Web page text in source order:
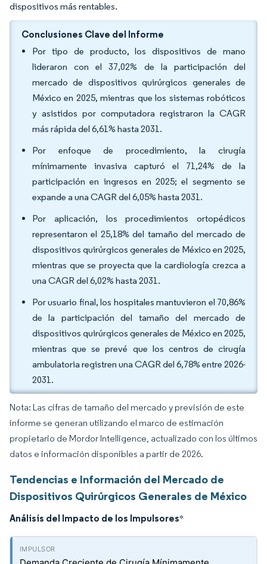
dispositivos más rentables.
Conclusiones Clave del Informe
Por tipo de producto, los dispositivos de mano
lideraron con el 37,02% de la participación del
mercado de dispositivos quirúrgicos generales de
México en 2025, mientras que los sistemas robóticos
y asistidos por computadora registraron la CAGR
más rápida del 6,61% hasta 2031.
Por enfoque de procedimiento, la cirugía
mínimamente invasiva capturó el 71,24% de la
participación en ingresos en 2025; el segmento se
expande a una CAGR del 6,05% hasta 2031.
Por aplicación, los procedimientos ortopédicos
representaron el 25,18% del tamaño del mercado de
dispositivos quirúrgicos generales de México en 2025,
mientras que se proyecta que la cardiología crezca a
una CAGR del 6,02% hasta 2031.
Por usuario final, los hospitales mantuvieron el 70,86%
de la participación del tamaño del mercado de
dispositivos quirúrgicos generales de México en 2025,
mientras que se prevé que los centros de cirugía
ambulatoria registren una CAGR del 6,78% entre 2026-
2031.
Nota: Las cifras de tamaño del mercado y previsión de este
informe se generan utilizando el marco de estimación
propietario de Mordor Intelligence, actualizado con los últimos
datos e información disponibles a partir de 2026.
Tendencias e Información del Mercado de
Dispositivos Quirúrgicos Generales de México
Análisis del Impacto de los Impulsores*